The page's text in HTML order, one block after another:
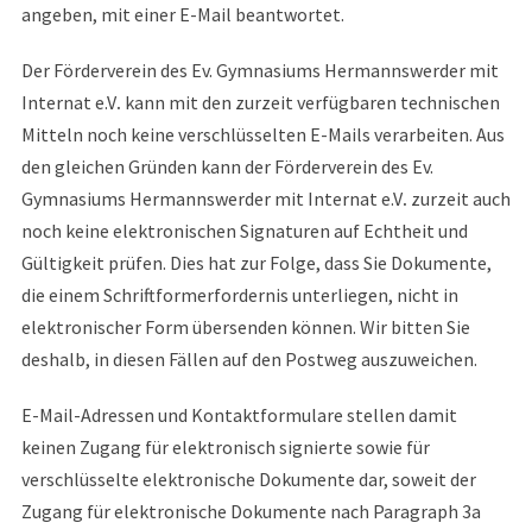
angeben, mit einer E-Mail beantwortet.
Der Förderverein des Ev. Gymnasiums Hermannswerder mit
Internat e.V. kann mit den zurzeit verfügbaren technischen
Mitteln noch keine verschlüsselten E-Mails verarbeiten. Aus
den gleichen Gründen kann der Förderverein des Ev.
Gymnasiums Hermannswerder mit Internat e.V. zurzeit auch
noch keine elektronischen Signaturen auf Echtheit und
Gültigkeit prüfen. Dies hat zur Folge, dass Sie Dokumente,
die einem Schriftformerfordernis unterliegen, nicht in
elektronischer Form übersenden können. Wir bitten Sie
deshalb, in diesen Fällen auf den Postweg auszuweichen.
E-Mail-Adressen und Kontaktformulare stellen damit
keinen Zugang für elektronisch signierte sowie für
verschlüsselte elektronische Dokumente dar, soweit der
Zugang für elektronische Dokumente nach Paragraph 3a